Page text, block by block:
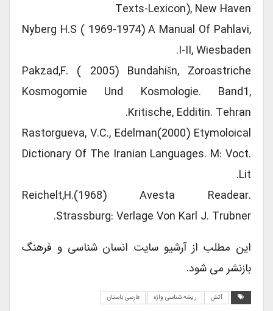
Texts-Lexicon), New Haven
Nyberg H.S ( 1969-1974) A Manual Of Pahlavi,
I-II, Wiesbaden.
Pakzad,F. ( 2005) Bundahišn, Zoroastriche
Kosmogomie Und Kosmologie. Band1,
Kritische, Edditin. Tehran.
Rastorgueva, V.C., Edelman(2000) Etymoloical
Dictionary Of The Iranian Languages. M: Voct.
Lit.
Reichelt,H.(1968) Avesta Readear.
Strassburg: Verlage Von Karl J. Trubner.
این مطلب از آرشیو سایت انسان شناسی و فرهنگ
بازنشر می شود.
آتش ریشه شناسی واژه فارسی باستان